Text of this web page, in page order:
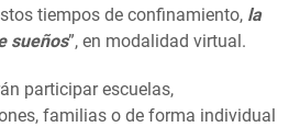
tiempos de confinamiento, la
sueños”, en modalidad virtual.
participar escuelas,
familias o de forma individual